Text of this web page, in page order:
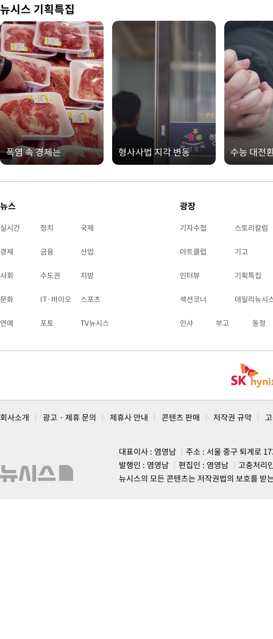
뉴시스 기획특집
폭염 속 경제는 형사사법 지각 변동 수능 대전
뉴스
실시간 정치 국제
경제 금융 산업
사회 수도권 지방
문화 IT·바이오 스포츠
연예 포토 TV뉴시스
광장
기자수첩 스토리칼럼
아트클럽 기고
인터뷰 기획특집
섹션코너 데일리뉴시
인사 부고 동정
회사소개 광고 · 제휴 문의 제휴사 안내 콘텐츠 판매 저작권 규약
대표이사 : 염영남
주소 : 서울 중구 퇴계로
발행인 : 염영남
편집인 : 염영남
고충처리
뉴시스의 모든 콘텐츠는 저작권법의 보호를